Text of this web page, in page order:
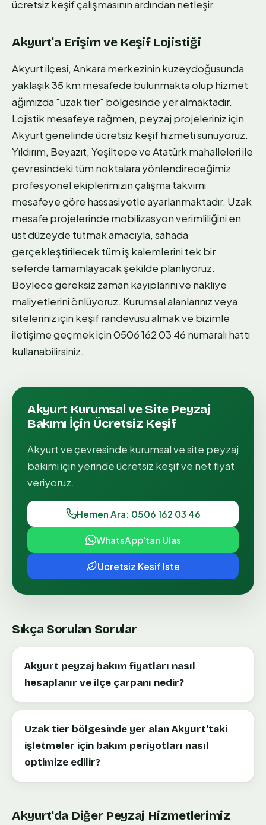
ücretsiz keşif çalışmasının ardından netleşir.
Akyurt'a Erişim ve Keşif Lojistiği
Akyurt ilçesi, Ankara merkezinin kuzeydoğusunda
yaklaşık 35 km mesafede bulunmakta olup hizmet
ağımızda "uzak tier" bölgesinde yer almaktadır.
Lojistik mesafeye rağmen, peyzaj projeleriniz için
Akyurt genelinde ücretsiz keşif hizmeti sunuyoruz.
Yıldırım, Beyazıt, Yeşiltepe ve Atatürk mahalleleri ile
çevresindeki tüm noktalara yönlendireceğimiz
profesyonel ekiplerimizin çalışma takvimi
mesafeye göre hassasiyetle ayarlanmaktadır. Uzak
mesafe projelerinde mobilizasyon verimliliğini en
üst düzeyde tutmak amacıyla, sahada
gerçekleştirilecek tüm iş kalemlerini tek bir
seferde tamamlayacak şekilde planlıyoruz.
Böylece gereksiz zaman kayıplarını ve nakliye
maliyetlerini önlüyoruz. Kurumsal alanlarınız veya
siteleriniz için keşif randevusu almak ve bizimle
iletişime geçmek için 0506 162 03 46 numaralı hattı
kullanabilirsiniz.
Akyurt Kurumsal ve Site Peyzaj
Bakımı İçin Ücretsiz Keşif
Akyurtve çevresinde kurumsal ve site peyzaj
bakımıiçin yerinde ücretsiz keşif ve net fiyat
veriyoruz.
Hemen Ara: 0506 162 03 46
WhatsApp'tan Ulas
Ucretsiz Kesif Iste
Sıkça Sorulan Sorular
Akyurt peyzaj bakım fiyatları nasıl
hesaplanır ve ilçe çarpanı nedir?
Uzak tier bölgesinde yer alan Akyurt'taki
işletmeler için bakım periyotları nasıl
optimize edilir?
Akyurt'da Diğer Peyzaj Hizmetlerimiz